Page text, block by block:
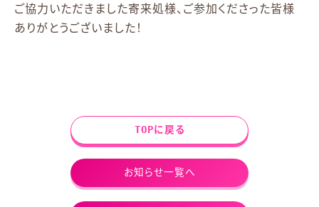
ご協力いただきました寄来処様、ご参加くださった皆様
ありがとうございました！
TOPに戻る
お知らせ一覧へ